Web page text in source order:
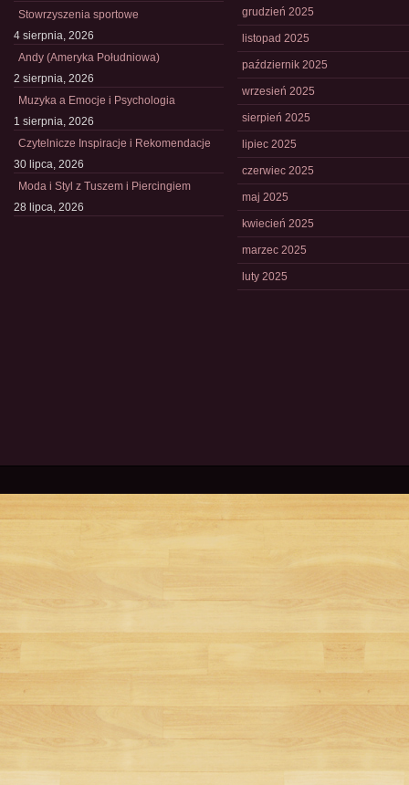
Stowrzyszenia sportowe
4 sierpnia, 2026
Andy (Ameryka Południowa)
2 sierpnia, 2026
Muzyka a Emocje i Psychologia
1 sierpnia, 2026
Czytelnicze Inspiracje i Rekomendacje
30 lipca, 2026
Moda i Styl z Tuszem i Piercingiem
28 lipca, 2026
grudzień 2025
listopad 2025
październik 2025
wrzesień 2025
sierpień 2025
lipiec 2025
czerwiec 2025
maj 2025
kwiecień 2025
marzec 2025
luty 2025